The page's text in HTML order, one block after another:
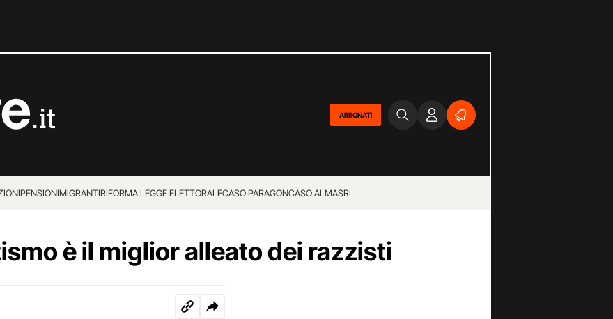
ABBONATI
PENSIONIMIGRANTIRIFORMA LEGGE ELETTORALECASO PARAGONCASO ALMASRI
è il miglior alleato dei razzisti